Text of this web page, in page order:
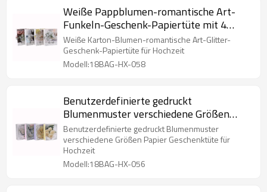
Weiße Pappblumen-romantische Art-
Funkeln-Geschenk-Papiertüte mit 4
Entwürfen sortierte in der Tongle-
Verpackung
Weiße Karton-Blumen-romantische Art-Glitter-
Geschenk-Papiertüte für Hochzeit
Modell:18BAG-HX-058
Benutzerdefinierte gedruckt
Blumenmuster verschiedene Größen
Papier Geschenktüte mit 4 Designs in
Tongle Verpackung sortiert
Benutzerdefinierte gedruckt Blumenmuster
verschiedene Größen Papier Geschenktüte für
Hochzeit
Modell:18BAG-HX-056